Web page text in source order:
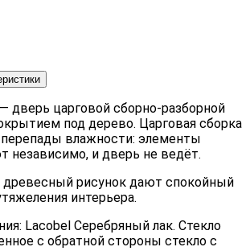
дверь царговой сборно-разборной
под дерево. Царговая сборка
перепады влажности: элементы
независимо, и дверь не ведёт.
рисунок дают спокойный
интерьера.
Lacobel Серебряный лак. Стекло
с обратной стороны стекло с